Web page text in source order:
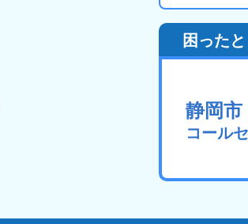
困った
静岡市
コール